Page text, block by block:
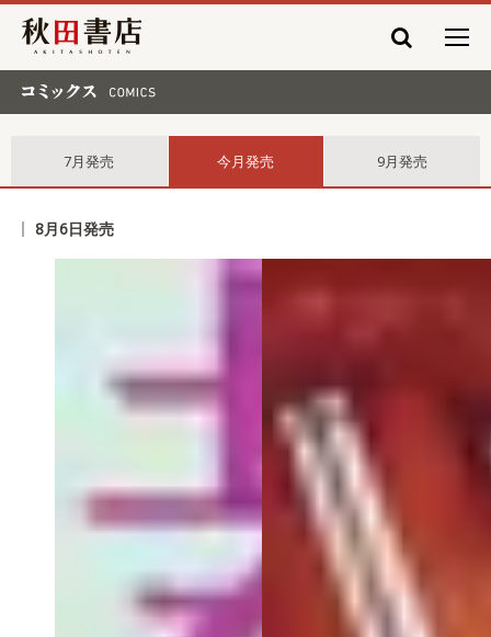
秋田書店
7月発売 今月発売 9月発売
8月6日発売